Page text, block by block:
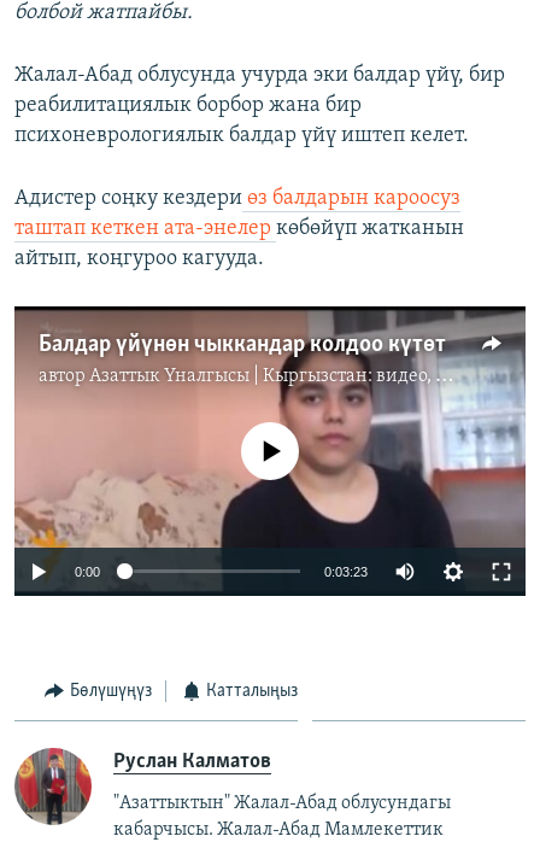
болбой жатпайбы.
Жалал-Абад облусунда учурда эки балдар үйү, бир
реабилитациялык борбор жана бир
психоневрологиялык балдар үйү иштеп келет.
Адистер соңку кездери өз балдарын кароосуз
таштап кеткен ата-энелер көбөйүп жатканын
айтып, коңгуроо кагууда.
Балдар үйүнөн чыккандар колдоо күтөт
автор Азаттык Үналгысы | Кыргызстан: видео, фото, кабарлар
No media source currently available
0:00 0:03:23
Бөлүшүңүз Катталыңыз
Руслан Калматов
"Азаттыктын" Жалал-Абад облусундагы
кабарчысы. Жалал-Абад Мамлекеттик